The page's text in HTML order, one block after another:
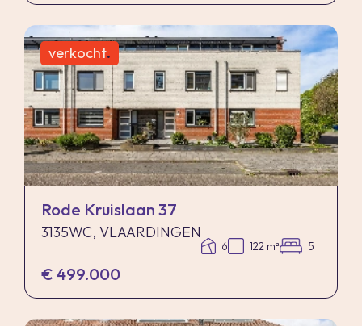
verkocht.
Rode Kruislaan 37
3135WC, VLAARDINGEN
6 122 m² 5
€ 499.000